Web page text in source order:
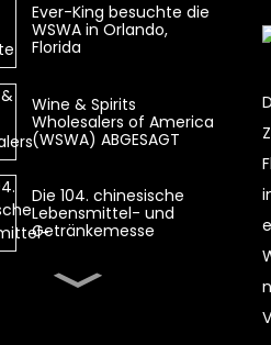
Ever-King besuchte die
WSWA in Orlando,
Florida
Wine & Spirits
Wholesalers of America
(WSWA) ABGESAGT
Die 104. chinesische
Lebensmittel- und
Getränkemesse
Unser Unternehmen
hat erfolgreich das